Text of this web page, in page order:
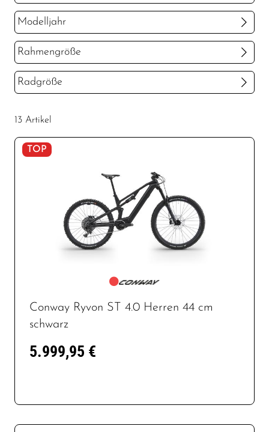
Conway
Modelljahr
2026 2025
Rahmengröße
S M
Radgröße
13 Artikel
TOP
Conway Ryvon ST 4.0 Herren 44 cm
schwarz
5.999,95 €